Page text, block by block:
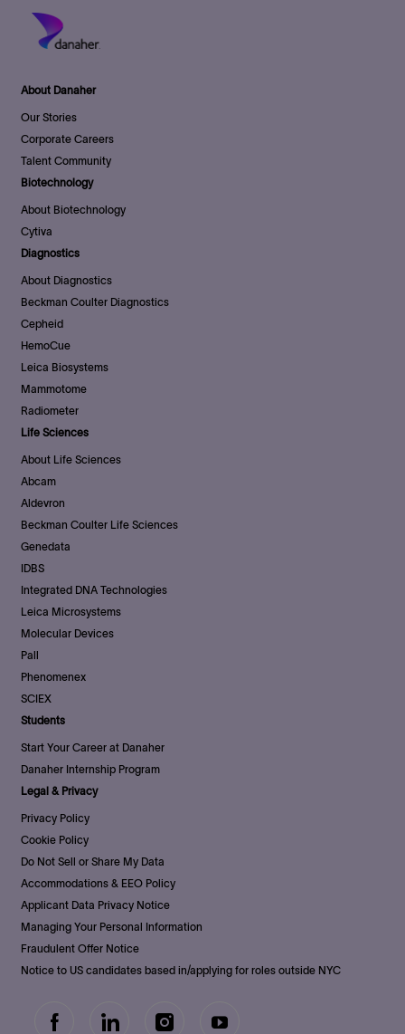
About Danaher
Our Stories
Corporate Careers
Talent Community
Biotechnology
About Biotechnology
Cytiva
Diagnostics
About Diagnostics
Beckman Coulter Diagnostics
Cepheid
HemoCue
Leica Biosystems
Mammotome
Radiometer
Life Sciences
About Life Sciences
Abcam
Aldevron
Beckman Coulter Life Sciences
Genedata
IDBS
Integrated DNA Technologies
Leica Microsystems
Molecular Devices
Pall
Phenomenex
SCIEX
Students
Start Your Career at Danaher
Danaher Internship Program
Legal & Privacy
Privacy Policy
Cookie Policy
Do Not Sell or Share My Data
Accommodations & EEO Policy
Applicant Data Privacy Notice
Managing Your Personal Information
Fraudulent Offer Notice
Notice to US candidates based in/applying for roles outside NYC
follow